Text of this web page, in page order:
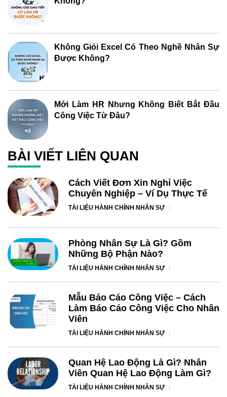
Không Giỏi Excel Có Theo Nghề Nhân Sự
Được Không?
Mới Làm HR Nhưng Không Biết Bắt Đầu
Công Việc Từ Đâu?
BÀI VIẾT LIÊN QUAN
Cách Viết Đơn Xin Nghỉ Việc
Chuyên Nghiệp – Ví Dụ Thực Tế
TÀI LIỆU HÀNH CHÍNH NHÂN SỰ
Phòng Nhân Sự Là Gì? Gồm
Những Bộ Phận Nào?
TÀI LIỆU HÀNH CHÍNH NHÂN SỰ
Mẫu Báo Cáo Công Việc – Cách
Làm Báo Cáo Công Việc Cho Nhân
Viên
TÀI LIỆU HÀNH CHÍNH NHÂN SỰ
Quan Hệ Lao Động Là Gì? Nhân
Viên Quan Hệ Lao Động Làm Gì?
TÀI LIỆU HÀNH CHÍNH NHÂN SỰ